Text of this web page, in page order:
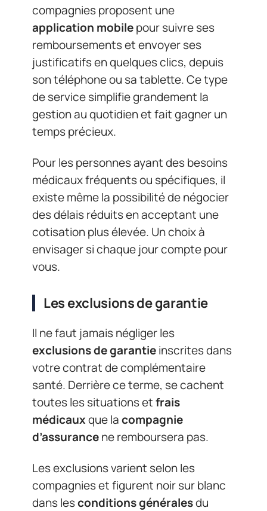
compagnies proposent une
application mobilepour suivre ses
remboursements et envoyer ses
justificatifs en quelques clics, depuis
son téléphone ou sa tablette. Ce type
de service simplifie grandement la
gestion au quotidien et fait gagner un
temps précieux.
Pour les personnes ayant des besoins
médicaux fréquents ou spécifiques, il
existe même la possibilité de négocier
des délais réduits en acceptant une
cotisation plus élevée. Un choix à
envisager si chaque jour compte pour
vous.
Les exclusions de garantie
Il ne faut jamais négliger les
exclusions de garantieinscrites dans
votre contrat de complémentaire
santé. Derrière ce terme, se cachent
toutes les situations etfrais
médicauxque lacompagnie
d’assurancene remboursera pas.
Les exclusions varient selon les
compagnies et figurent noir sur blanc
dans lesconditions généralesdu